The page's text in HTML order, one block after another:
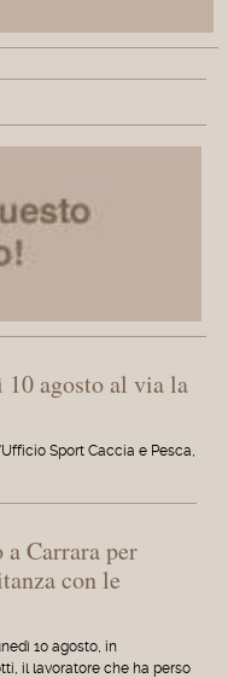
agosto al via la
Sport Caccia e Pesca,
Carrara per
con le
10 agosto, in
il lavoratore che ha perso